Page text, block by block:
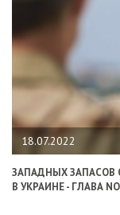
18.07.2022
ЗАПАДНЫХ ЗАПАСОВ
В УКРАИНЕ - ГЛАВА